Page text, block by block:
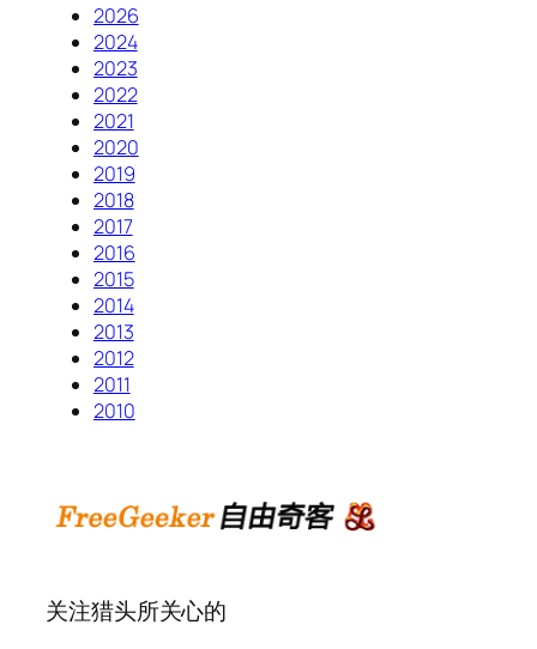
2026
2024
2023
2022
2021
2020
2019
2018
2017
2016
2015
2014
2013
2012
2011
2010
关注猎头所关心的